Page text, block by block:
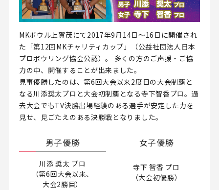
MKボウル上賀茂にて2017年9月14日～16日に開催され
た「第12回MKチャリティカップ」（公益社団法人日本
プロボウリング協会公認）。 多くの方のご声援・ご協
力の中、開催することが出来ました。
見事優勝したのは、第6回大会以来2度目の大会制覇と
なる川添奨太プロと大会初制覇となる寺下智香プロ。過
去大会でもTV決勝出場経験のある選手が安定した力を
見せ、見ごたえのある決勝戦となりました。
男子優勝
川添 奨太 プロ
（第6回大会以来、
大会2勝目）
女子優勝
寺下 智香 プロ
（大会初優勝）